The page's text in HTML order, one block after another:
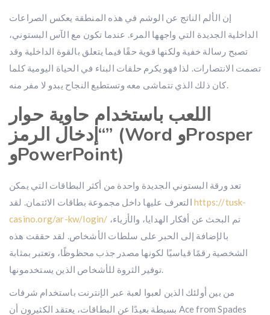
إن الألم الناتج عن الوشم في هذه المنطقة يعكس الصراعات
الداخلية الجديدة التي واجهها المرء. عندما تكون مع الآس البستوني،
تصبح رسالة خفية ولكنها قوية حقًا فيما يتعلق بالقوة الداخلية وقد
تصمت الانتصارات. لذا فهو يكرم حلقات البناء في الحياة اليومية كلما
كان ذلك الذي تتماشى معه وتستطيع النجاح يبدو لا مفر منه.
اللعب باستخدام حاوية حوار
“إدخال الرمز” (Word وProsper
وPowerPoint)
تعد ورقة البستوني الجديدة واحدة من أكثر البطاقات التي يمكن
التعرف عليها داخل مجموعة بطاقات الائتمان. لقدhttps://tusk-
casino.org/ar-kw/login/
بالإضافة إلى الحبر على سلطات الأشخاص. لقد حققت هذه
الشخصية رقمًا قياسيًا لكونها مصدر جذب محظوظًا، وتعتبر بمثابة
توفير الثروة للأشخاص الذين يستخدمونها.
من بين أولئك الذين لعبوا لعبة عبر الإنترنت باستخدام شرفات
بسيطة بعيدًا عن البطاقات، يعتقد الكثيرون أن Ace from Spades